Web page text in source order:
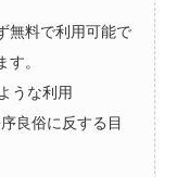
無料で利用可能で
。
うな利用
良俗に反する目